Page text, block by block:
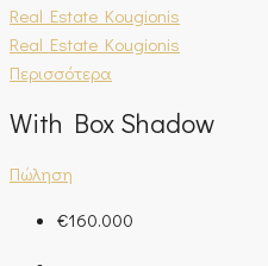
Real Estate Kougionis
Real Estate Kougionis
Περισσότερα
With Box Shadow
Πώληση
€160.000